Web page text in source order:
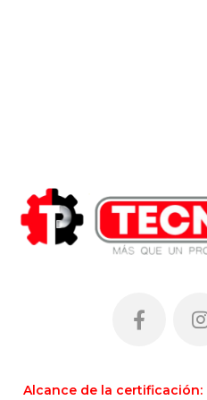
Alcance de la certificación: